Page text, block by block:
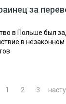
за
в Польше был
в
1 2 3